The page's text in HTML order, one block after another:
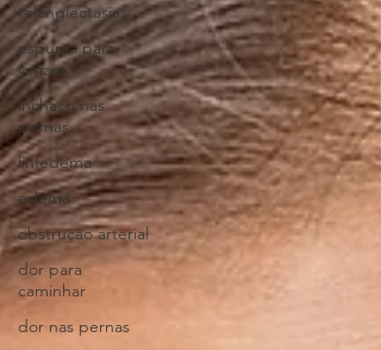
telangiectasias
espuma para
varizes
inchaço nas
pernas
linfedema
edema
obstrução arterial
dor para
caminhar
dor nas pernas